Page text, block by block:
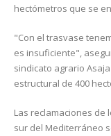
hectómetros que se
"Con el trasvase
es insuficiente",
sindicato agrario
estructural de 400
Las reclamaciones de
sur del Mediterráneo